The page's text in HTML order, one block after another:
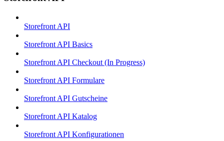
Storefront API
Storefront API Basics
Storefront API Checkout (In Progress)
Storefront API Formulare
Storefront API Gutscheine
Storefront API Katalog
Storefront API Konfigurationen